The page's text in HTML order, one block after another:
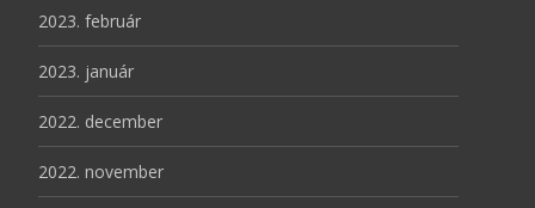
2023. február
2023. január
2022. december
2022. november